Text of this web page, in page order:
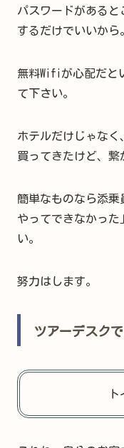
パスワードがある
するだけでいいから
無料Wifiが心配だと
て下さい。
ホテルだけじゃなく
買ってきたけど、繋
簡単なものなら添
やってできなかっ
い。
努力はします。
ツアーデスク